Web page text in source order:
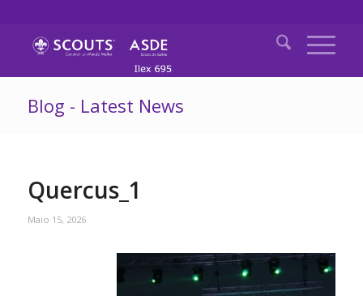
Blog - Latest News
Quercus_1
Maio 15, 2026